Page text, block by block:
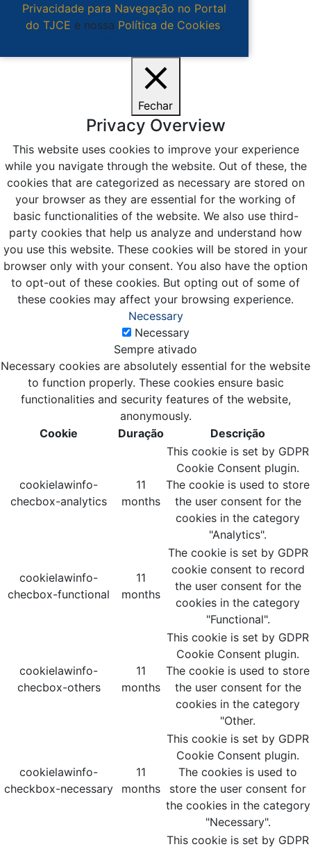
Privacidade para Navegação no Portal
do TJCE e nossa Política de Cookies.
Fechar
Privacy Overview
This website uses cookies to improve your experience
while you navigate through the website. Out of these, the
cookies that are categorized as necessary are stored on
your browser as they are essential for the working of
basic functionalities of the website. We also use third-
party cookies that help us analyze and understand how
you use this website. These cookies will be stored in your
browser only with your consent. You also have the option
to opt-out of these cookies. But opting out of some of
these cookies may affect your browsing experience.
Necessary
Necessary
Sempre ativado
Necessary cookies are absolutely essential for the website
to function properly. These cookies ensure basic
functionalities and security features of the website,
anonymously.
Cookie
Duração Descrição
cookielawinfo-
checbox-analytics
11
months
This cookie is set by GDPR
Cookie Consent plugin.
The cookie is used to store
the user consent for the
cookies in the category
"Analytics".
cookielawinfo-
checbox-functional
11
months
The cookie is set by GDPR
cookie consent to record
the user consent for the
cookies in the category
"Functional".
cookielawinfo-
checbox-others
11
months
This cookie is set by GDPR
Cookie Consent plugin.
The cookie is used to store
the user consent for the
cookies in the category
"Other.
cookielawinfo-
checkbox-necessary
11
months
This cookie is set by GDPR
Cookie Consent plugin.
The cookies is used to
store the user consent for
the cookies in the category
"Necessary".
This cookie is set by GDPR